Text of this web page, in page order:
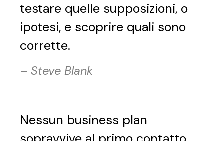
testare quelle supposizioni, o
ipotesi, e scoprire quali sono
corrette.
– Steve Blank
Nessun business plan